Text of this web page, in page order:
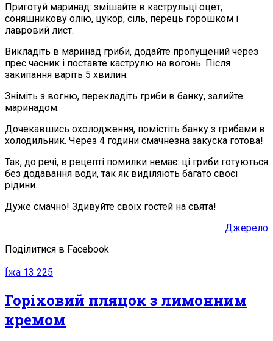
Приготуй маринад: змішайте в каструльці оцет,
соняшникову олію, цукор, сіль, перець горошком і
лавровий лист.
Викладіть в маринад гриби, додайте пропущений через
прес часник і поставте каструлю на вогонь. Після
закипання варіть 5 хвилин.
Зніміть з вогню, перекладіть гриби в банку, залийте
маринадом.
Дочекавшись охолодження, помістіть банку з грибами в
холодильник. Через 4 години смачнезна закуска готова!
Так, до речі, в рецепті помилки немає: ці гриби готуються
без додавання води, так як виділяють багато своєї
рідини.
Дуже смачно! Здивуйте своїх гостей на свята!
Джерело
Поділитися в Facebook
Їжа 13 225
Горіховий пляцок з лимонним
кремом